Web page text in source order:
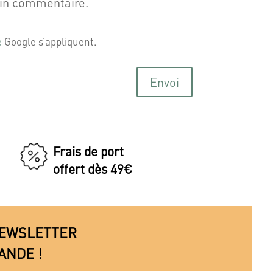
Google s’appliquent.
Envoi
Frais de port
offert dès 49€
!